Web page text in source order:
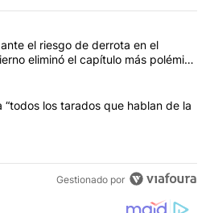
con más comentarios en los
el título "Ley de Tierras: ante el
el riesgo de derrota en el
eliminó el capítulo más polémico
el título "Caputo criticó a “todos
los tarados que hablan de la
Gestionado por